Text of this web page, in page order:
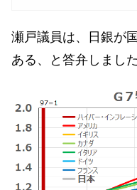
瀬戸議員は、日銀が
ある、と答弁しました